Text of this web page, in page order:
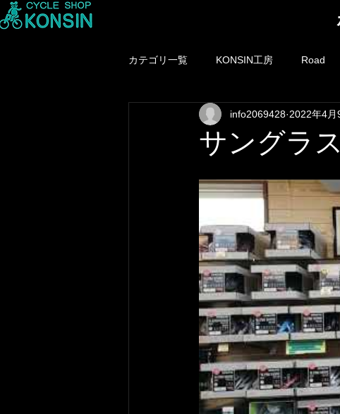
カテゴリ一覧 KONSIN工房 Road
KONSINホイール MTB アイ
サングラス
info2069428 2022年4月